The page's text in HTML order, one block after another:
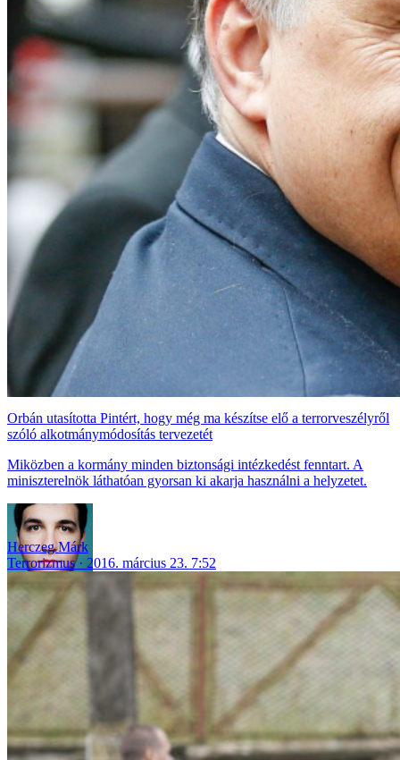
Orbán utasította Pintért, hogy még ma készítse elő a terrorveszélyről
szóló alkotmánymódosítás tervezetét
Miközben a kormány minden biztonsági intézkedést fenntart. A
miniszterelnök láthatóan gyorsan ki akarja használni a helyzetet.
Herczeg Márk
Terrorizmus
2016. március 23. 7:52